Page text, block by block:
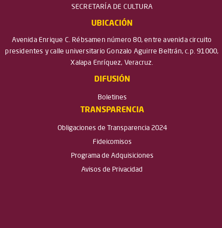
SECRETARÍA DE CULTURA
UBICACIÓN
Avenida Enrique C. Rébsamen número 80, entre avenida circuito
presidentes y calle universitario Gonzalo Aguirre Beltrán, c.p. 91000,
Xalapa Enríquez, Veracruz.
DIFUSIÓN
Boletines
TRANSPARENCIA
Obligaciones de Transparencia 2024
Fideicomisos
Programa de Adquisiciones
Avisos de Privacidad